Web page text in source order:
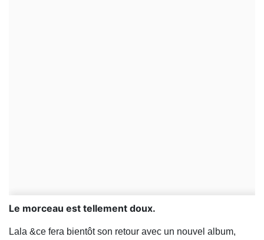
Le morceau est tellement doux.
Lala &ce fera bientôt son retour avec un nouvel album,